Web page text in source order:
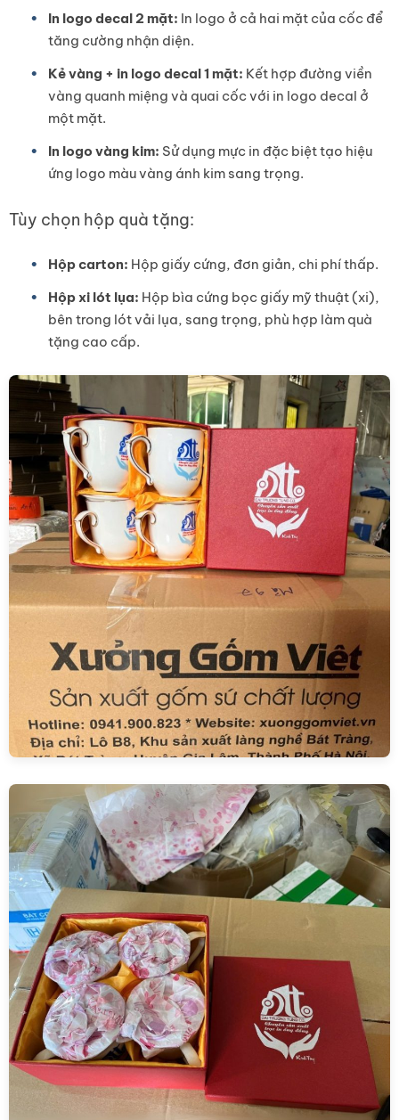
In logo decal 2 mặt: In logo ở cả hai mặt của cốc để
tăng cường nhận diện.
Kẻ vàng + in logo decal 1 mặt: Kết hợp đường viền
vàng quanh miệng và quai cốc với in logo decal ở
một mặt.
In logo vàng kim: Sử dụng mực in đặc biệt tạo hiệu
ứng logo màu vàng ánh kim sang trọng.
Tùy chọn hộp quà tặng:
Hộp carton: Hộp giấy cứng, đơn giản, chi phí thấp.
Hộp xi lót lụa: Hộp bìa cứng bọc giấy mỹ thuật (xi),
bên trong lót vải lụa, sang trọng, phù hợp làm quà
tặng cao cấp.